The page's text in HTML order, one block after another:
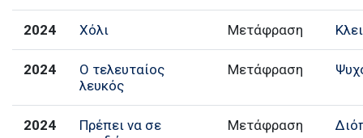
2024 Χόλι Μετάφραση
2024
Ο τελευταίος
λευκός
Μετάφραση
2024
Πρέπει να σε
Μετάφραση